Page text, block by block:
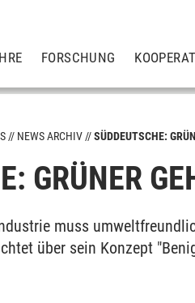
FORSCHUNG
NEWS ARCHIV SÜDDEUTSCHE:
GRÜNER
muss
über sein Konzept